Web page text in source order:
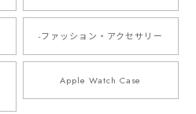
-ファッション・アクセサリー
Apple Watch Case